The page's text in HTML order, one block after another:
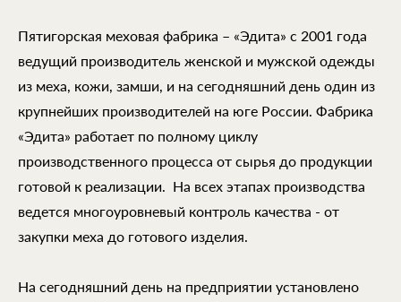
Пятигорская меховая фабрика – «Эдита» с 2001 года
ведущий производитель женской и мужской одежды
из меха, кожи, замши, и на сегодняшний день один из
крупнейших производителей на юге России. Фабрика
«Эдита» работает по полному циклу
производственного процесса от сырья до продукции
готовой к реализации. На всех этапах производства
ведется многоуровневый контроль качества - от
закупки меха до готового изделия.
На сегодняшний день на предприятии установлено